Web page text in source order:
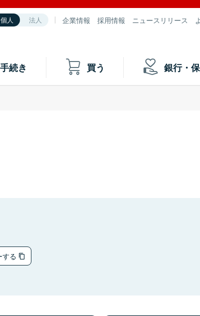
個人 法人 企業情報 採用情報 ニュースリリース
続き 買う 銀行・
する